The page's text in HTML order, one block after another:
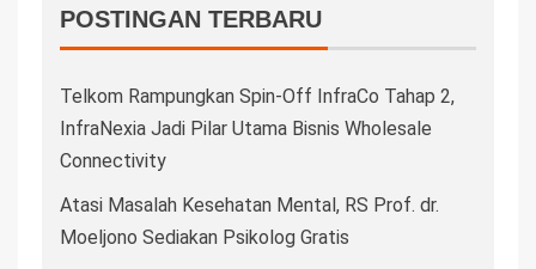
POSTINGAN TERBARU
Telkom Rampungkan Spin-Off InfraCo Tahap 2,
InfraNexia Jadi Pilar Utama Bisnis Wholesale
Connectivity
Atasi Masalah Kesehatan Mental, RS Prof. dr.
Moeljono Sediakan Psikolog Gratis